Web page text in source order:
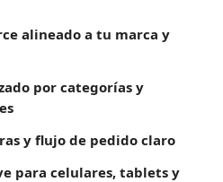
alineado a tu marca y
por categorías y
y flujo de pedido claro
para celulares, tablets y